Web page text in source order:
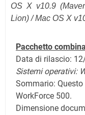
OS X v10.9
Lion) / Mac OS X
Pacchetto
Data di rilascio:
Sistemi operativi:
Sommario:
WorkForce 500.
Dimensione